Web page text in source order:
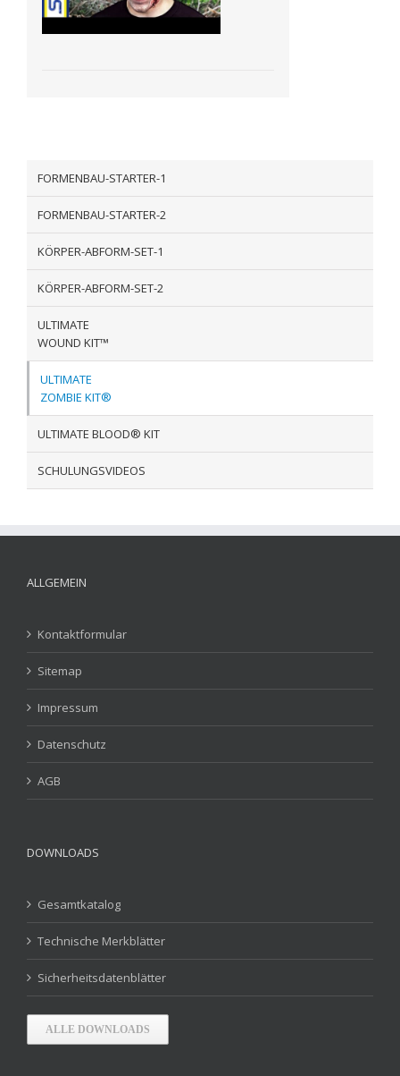
FORMENBAU-STARTER-1
FORMENBAU-STARTER-2
KÖRPER-ABFORM-SET-1
KÖRPER-ABFORM-SET-2
ULTIMATE
WOUND KIT™
ULTIMATE
ZOMBIE KIT®
ULTIMATE BLOOD® KIT
SCHULUNGSVIDEOS
ALLGEMEIN
Kontaktformular
Sitemap
Impressum
Datenschutz
AGB
DOWNLOADS
Gesamtkatalog
Technische Merkblätter
Sicherheitsdatenblätter
ALLE DOWNLOADS